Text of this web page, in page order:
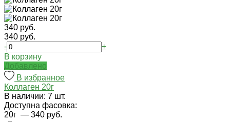
340 руб.
340 руб.
-
+
В корзину
Добавлено
В избранное
Коллаген 20г
В наличии: 7 шт.
Доступна фасовка:
20г — 340 руб.